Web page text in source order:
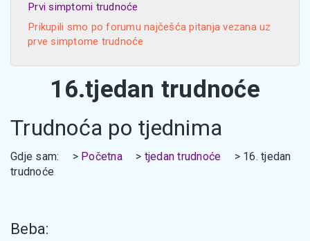
Prvi simptomi trudnoće
Prikupili smo po forumu najčešća pitanja vezana uz
prve simptome trudnoće
16.tjedan trudnoće
Trudnoća po tjednima
Gdje sam: Početna tjedan trudnoće
16. tjedan
trudnoće
Beba: